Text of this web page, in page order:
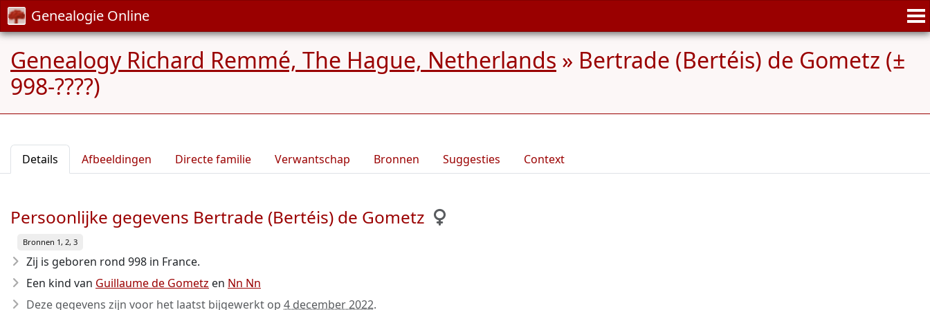
Genealogie Online
Genealogy Richard Remmé, The Hague, Netherlands » Bertrade (Bertéis) de Gometz (±
998-????)
Details Afbeeldingen Directe familie Verwantschap Bronnen Suggesties Context
Persoonlijke gegevens Bertrade (Bertéis) de Gometz
Bronnen 1, 2, 3
Zij is geboren rond 998 in France.
Een kind van Guillaume de Gometz en Nn Nn
Deze gegevens zijn voor het laatst bijgewerkt op 4 december 2022.